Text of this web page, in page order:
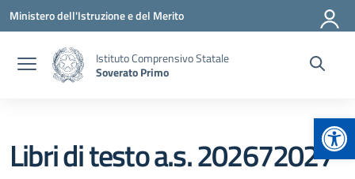
Vai ai contenuti
Vai al menu di navigazione
Vai al footer
Ministero dell'Istruzione e del Merito
Istituto Comprensivo Statale
Soverato Primo
Libri di testo a.s. 202672027